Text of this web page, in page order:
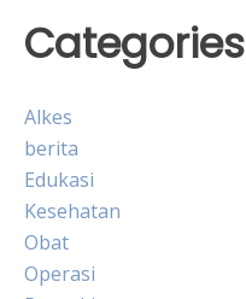
Categories
Alkes
berita
Edukasi
Kesehatan
Obat
Operasi